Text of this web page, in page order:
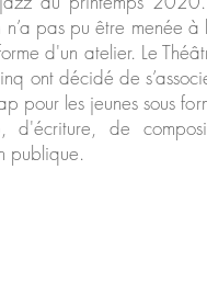
n’a pas pu être menée
d'un atelier. Le
ont décidé de
pour les jeunes sous
d'écriture, de
publique.